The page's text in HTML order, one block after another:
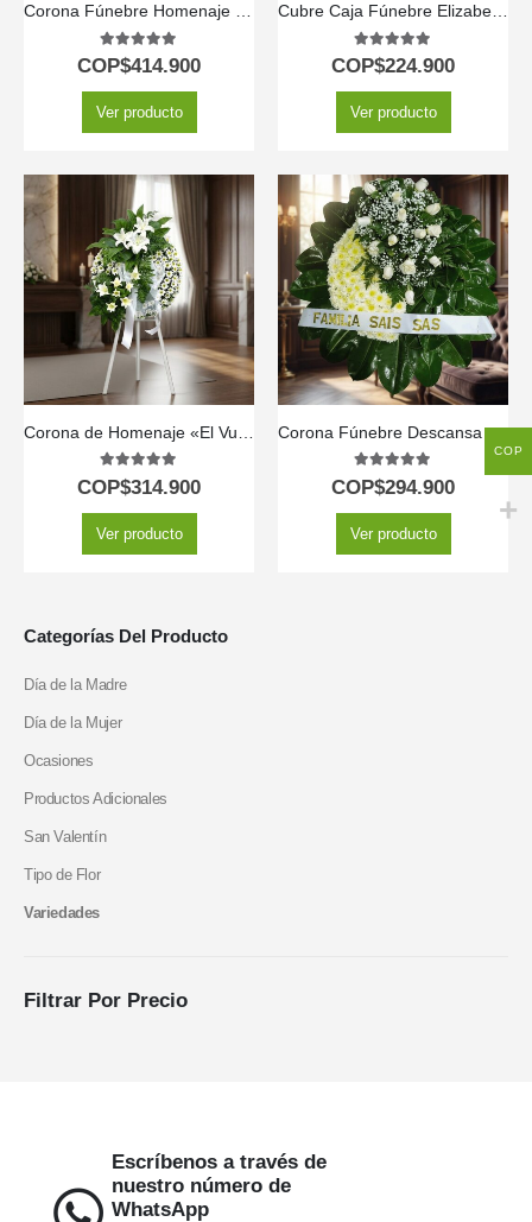
5.00out of 5
COP$414.900
Ver producto
5.00out of 5
COP$224.900
Ver producto
5.00out of 5
COP$314.900
Ver producto
Corona Fúnebre Descansa en Paz ️
5.00out of 5
COP$294.900
Ver producto
Categorías Del Producto
Día de la Madre
Día de la Mujer
Ocasiones
Productos Adicionales
San Valentín
Tipo de Flor
Variedades
Filtrar Por Precio
Escríbenos a través de
nuestro número de
WhatsApp
COP